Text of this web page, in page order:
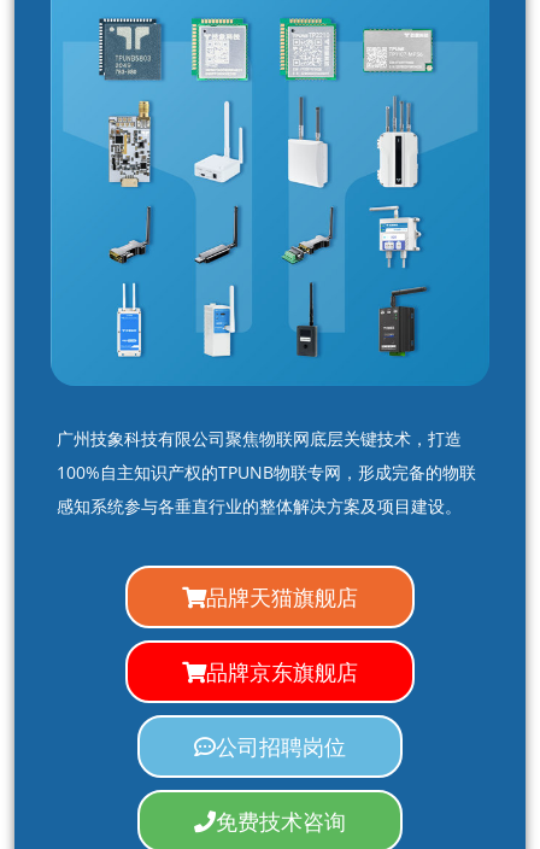
广州技象科技有限公司聚焦物联网底层关键技术，打造
100%自主知识产权的TPUNB物联专网，形成完备的物联
感知系统参与各垂直行业的整体解决方案及项目建设。
品牌天猫旗舰店
品牌京东旗舰店
公司招聘岗位
免费技术咨询